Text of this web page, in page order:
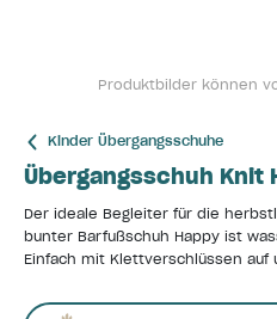
Produktbilder können
Kinder Übergangsschuhe
Übergangsschuh Knit
Der ideale Begleiter für die
bunter Barfußschuh Happy ist
Einfach mit Klettverschlüssen auf